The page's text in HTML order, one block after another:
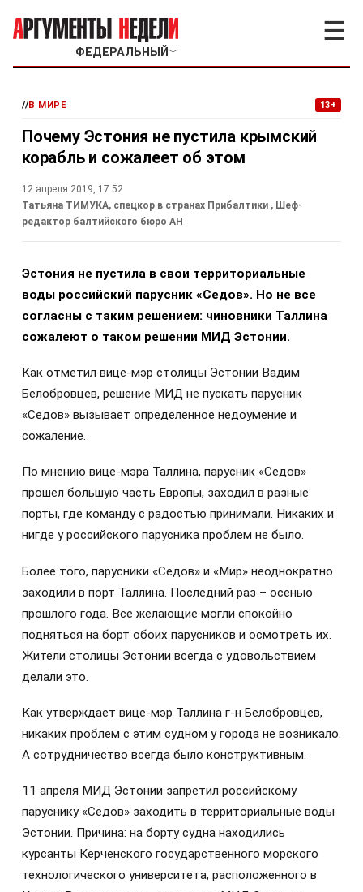
ФЕДЕРАЛЬНЫЙ ﹀
☰
//В МИРЕ 13+
Почему Эстония не пустила крымский
корабль и сожалеет об этом
12 апреля 2019, 17:52
Татьяна ТИМУКА, спецкор в странах Прибалтики , Шеф-
редактор балтийского бюро АН
Эстония не пустила в свои территориальные
воды российский парусник «Седов». Но не все
согласны с таким решением: чиновники Таллина
сожалеют о таком решении МИД Эстонии.
Как отметил вице-мэр столицы Эстонии Вадим
Белобровцев, решение МИД не пускать парусник
«Седов» вызывает определенное недоумение и
сожаление.
По мнению вице-мэра Таллина, парусник «Седов»
прошел большую часть Европы, заходил в разные
порты, где команду с радостью принимали. Никаких и
нигде у российского парусника проблем не было.
Более того, парусники «Седов» и «Мир» неоднократно
заходили в порт Таллина. Последний раз – осенью
прошлого года. Все желающие могли спокойно
подняться на борт обоих парусников и осмотреть их.
Жители столицы Эстонии всегда с удовольствием
делали это.
Как утверждает вице-мэр Таллина г-н Белобровцев,
никаких проблем с этим судном у города не возникало.
А сотрудничество всегда было конструктивным.
11 апреля МИД Эстонии запретил российскому
паруснику «Седов» заходить в территориальные воды
Эстонии. Причина: на борту судна находились
курсанты Керченского государственного морского
технологического университета, расположенного в